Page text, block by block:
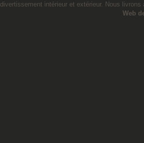
divertissement intérieur et extérieur. Nous
Web